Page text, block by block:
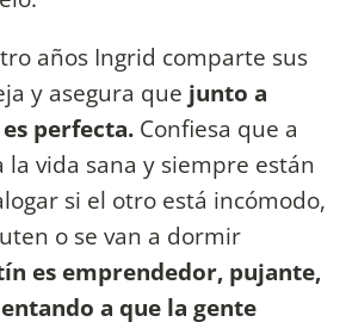
años Ingrid comparte sus
y asegura que junto a
perfecta. Confiesa que a
la vida sana y siempre están
si el otro está incómodo,
o se van a dormir
es emprendedor, pujante,
a que la gente